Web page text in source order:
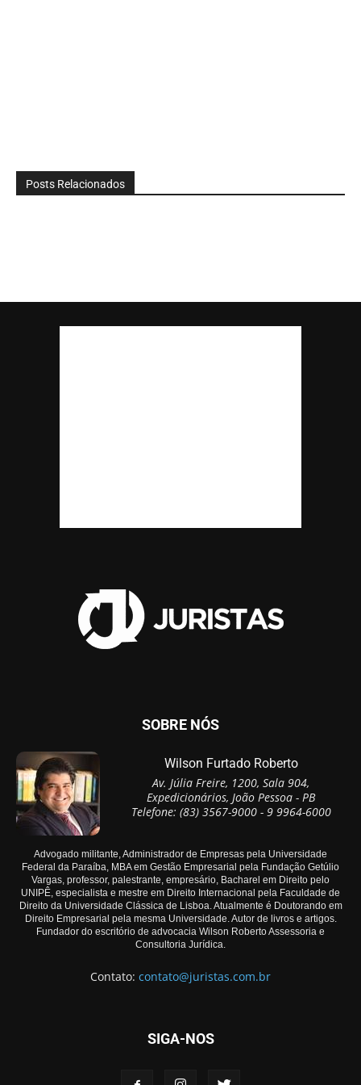
Posts Relacionados
SOBRE NÓS
Wilson Furtado Roberto
Av. Júlia Freire, 1200, Sala 904,
Expedicionários, João Pessoa - PB
Telefone: (83) 3567-9000 - 9 9964-6000
Advogado militante, Administrador de Empresas pela Universidade
Federal da Paraíba, MBA em Gestão Empresarial pela Fundação Getúlio
Vargas, professor, palestrante, empresário, Bacharel em Direito pelo
UNIPÊ, especialista e mestre em Direito Internacional pela Faculdade de
Direito da Universidade Clássica de Lisboa. Atualmente é Doutorando em
Direito Empresarial pela mesma Universidade. Autor de livros e artigos.
Fundador do escritório de advocacia Wilson Roberto Assessoria e
Consultoria Jurídica.
Contato: contato@juristas.com.br
SIGA-NOS